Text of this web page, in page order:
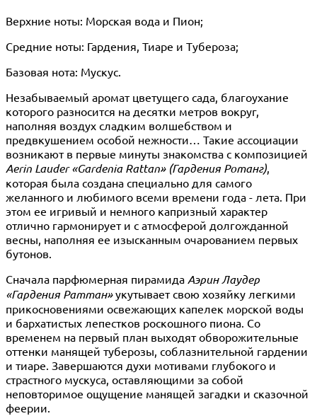
Верхние ноты: Морская вода и Пион;
Средние ноты: Гардения, Тиаре и Тубероза;
Базовая нота: Мускус.
Незабываемый аромат цветущего сада, благоухание
которого разносится на десятки метров вокруг,
наполняя воздух сладким волшебством и
предвкушением особой нежности… Такие ассоциации
возникают в первые минуты знакомства с композицией
Aerin Lauder«Gardenia Rattan» (Гардения Ротанг)
которая была создана специально для самого
желанного и любимого всеми времени года - лета. При
этом ее игривый и немного капризный характер
отлично гармонирует и с атмосферой долгожданной
весны, наполняя ее изысканным очарованием первых
бутонов.
Сначала парфюмерная пирамида Аэрин Лаудер
«Гардения Раттан»укутывает свою хозяйку легкими
прикосновениями освежающих капелек морской воды
и бархатистых лепестков роскошного пиона. Со
временем на первый план выходят обворожительные
оттенки манящей туберозы, соблазнительной гардении
и тиаре. Завершаются духи мотивами глубокого и
страстного мускуса, оставляющими за собой
неповторимое ощущение манящей загадки и сказочной
феерии.